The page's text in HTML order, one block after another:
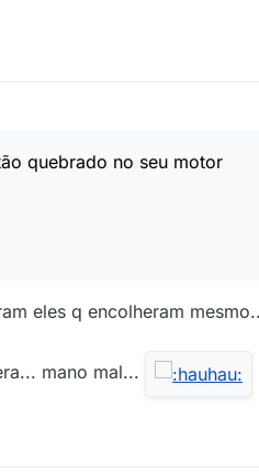
quebrado no seu motor
eles q encolheram
mano mal...